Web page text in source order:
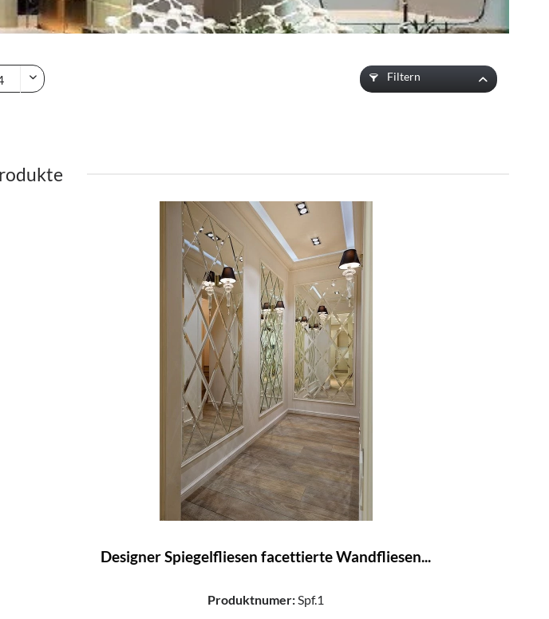
Filtern
Designer Spiegelfliesen facettierte Wandfliesen...
Produktnumer:Spf.1